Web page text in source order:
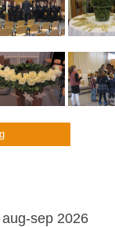
sep 2026